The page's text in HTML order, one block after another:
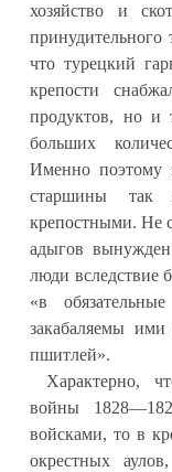
хозяйство и
принудительного
что турецкий
крепости
продуктов, но и
больших
Именно поэтому
старшины так
крепостными. Не
адыгов
люди вследствие
«в
закабаляемы
пшитлей».
Характерно,
войны
войсками, то в
окрестных